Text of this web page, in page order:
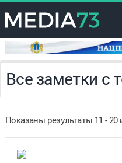
Все заметки с
Показаны результаты 11 - 20